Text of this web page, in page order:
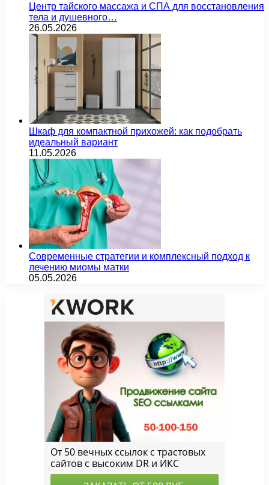
Центр тайского массажа и СПА для восстановления
тела и душевного…
26.05.2026
Шкаф для компактной прихожей: как подобрать
идеальный вариант
11.05.2026
Современные стратегии и комплексный подход к
лечению миомы матки
05.05.2026